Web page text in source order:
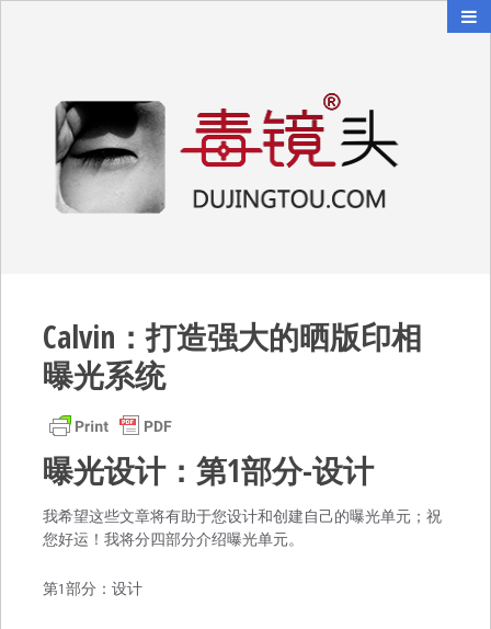
Calvin：打造强大的晒版印相
曝光系统
曝光设计：第1部分-设计
我希望这些文章将有助于您设计和创建自己的曝光单元；祝
您好运！我将分四部分介绍曝光单元。
第1部分：设计